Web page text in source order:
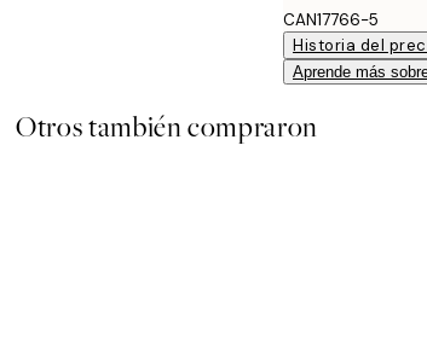
CAN17766-5
Historia del
Aprende más
Otros también compraron